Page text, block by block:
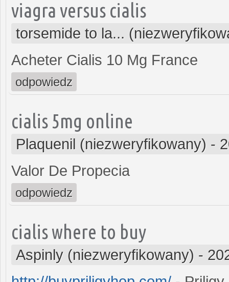
viagra versus cialis
torsemide to la...
Acheter Cialis 10 Mg France
odpowiedz
cialis 5mg online
Plaquenil (niezweryfikowany) -
Valor De Propecia
odpowiedz
cialis where to buy
Aspinly (niezweryfikowany) -